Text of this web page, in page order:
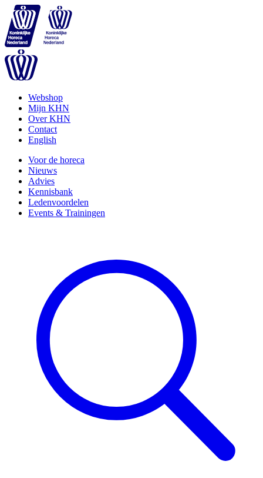
Webshop
Mijn KHN
Over KHN
Contact
English
Voor de horeca
Nieuws
Advies
Kennisbank
Ledenvoordelen
Events & Trainingen